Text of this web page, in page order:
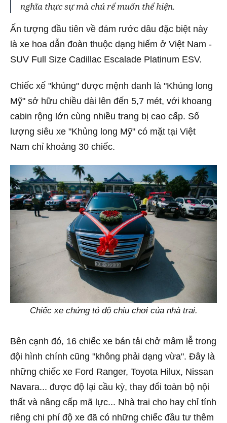
nghĩa thực sự mà chú rể muốn thể hiện.
Ấn tượng đầu tiên về đám rước dâu đặc biệt này
là xe hoa dẫn đoàn thuộc dạng hiếm ở Việt Nam -
SUV Full Size Cadillac Escalade Platinum ESV.
Chiếc xế "khủng" được mệnh danh là "Khủng long
Mỹ" sở hữu chiều dài lên đến 5,7 mét, với khoang
cabin rộng lớn cùng nhiều trang bị cao cấp. Số
lượng siêu xe "Khủng long Mỹ" có mặt tại Việt
Nam chỉ khoảng 30 chiếc.
Chiếc xe chứng tỏ độ chịu chơi của nhà trai.
Bên cạnh đó, 16 chiếc xe bán tải chở mâm lễ trong
đội hình chính cũng "không phải dạng vừa". Đây là
những chiếc xe Ford Ranger, Toyota Hilux, Nissan
Navara... được độ lại cầu kỳ, thay đổi toàn bộ nội
thất và nâng cấp mã lực... Nhà trai cho hay chỉ tính
riêng chi phí độ xe đã có những chiếc đầu tư thêm